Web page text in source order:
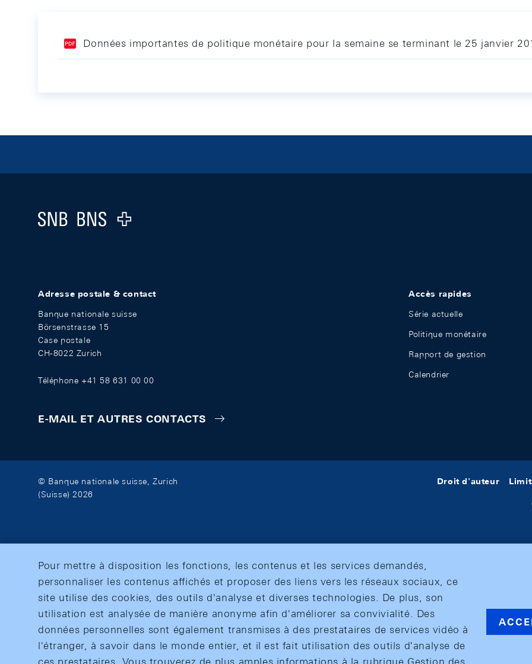
Données importantes de politique monétaire pour la semaine se terminant le 25 janvier
Logo
Adresse postale & contact
Banque nationale suisse
Börsenstrasse 15
Case postale
CH-8022 Zurich
Téléphone +41 58 631 00 00
E-MAIL ET AUTRES CONTACTS
Accès rapides
Série actuelle
Politique monétaire
Rapport de gestion
Calendrier
© Banque nationale suisse, Zurich
(Suisse) 2026
Droit d'auteur
Pour mettre à disposition les fonctions, les contenus et les services demandés,
personnaliser les contenus affichés et proposer des liens vers les réseaux sociaux, ce
site utilise des cookies, des outils d'analyse et diverses technologies. De plus, son
utilisation est analysée de manière anonyme afin d'améliorer sa convivialité. Des
données personnelles sont également transmises à des prestataires de services vidéo à
l'étranger, à savoir dans le monde entier, et il est fait utilisation des outils d'analyse de